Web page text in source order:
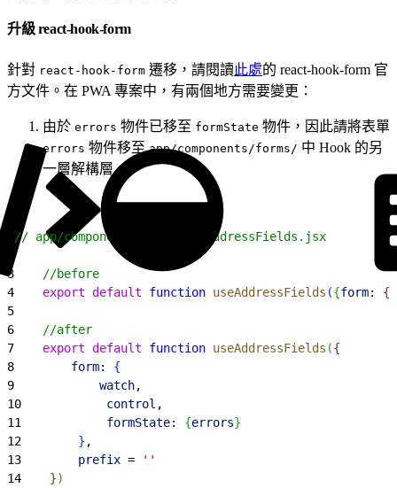
升級 react-hook-form
針對 react-hook-form 遷移，請閱讀此處的 react-hook-form 官
方文件。在 PWA 專案中，有兩個地方需要變更：
由於 errors 物件已移至 formState 物件，因此請將表單
errors 物件移至app/components/forms/ 中 Hook 的另
一層解構層。
// app/components/forms/useAddressFields.jsx
3
    //before
4
    export
default function useAddressFields ({form: {
5
6
    //after
7
    export
default function useAddressFields ({
8
        form
: {
9
            watch
,
10
            control
,
11
            formState
: {errors}
12
} ,
13
        prefix
=
''
14
})